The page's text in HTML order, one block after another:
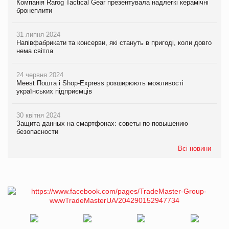
Компанія Rarog Tactical Gear презентувала надлегкі керамічні
бронеплити
31 липня 2024
Напівфабрикати та консерви, які стануть в пригоді, коли довго
нема світла
24 червня 2024
Meest Пошта і Shop-Express розширюють можливості
українських підприємців
30 квітня 2024
Защита данных на смартфонах: советы по повышению
безопасности
Всі новини